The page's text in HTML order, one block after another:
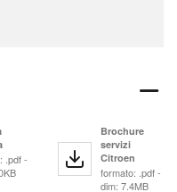
.pdf -
Brochure
servizi
Citroen
formato: .pdf -
dim: 7.4MB